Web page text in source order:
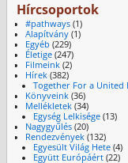
Hírcsoportok
#pathways(1)
Alapítvány(1)
Egyéb (229)
Életige(247)
Filmeink(2)
Hírek(382)
Together For a United
Könyveink(36)
Mellékletek(34)
Egység Lelkisége (13)
Nagygyűlés(20)
Rendezvények(132)
Egyesült Világ Hete (4)
Együtt Európáért (22)